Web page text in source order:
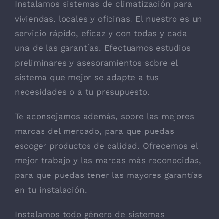
Instalamos sistemas de climatización para
viviendas, locales y oficinas. El nuestro es un
servicio rápido, eficaz y con todas y cada
una de las garantías. Efectuamos estudios
preliminares y asesoramientos sobre el
sistema que mejor se adapte a tus
necesidades o a tu presupuesto.
Te aconsejamos además, sobre las mejores
marcas del mercado, para que puedas
escoger productos de calidad. Ofrecemos el
mejor trabajo y las marcas más reconocidas,
para que puedas tener las mayores garantías
en tu instalación.
Instalamos todo género de sistemas